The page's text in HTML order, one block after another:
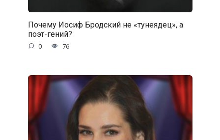
Почему Иосиф Бродский не «тунеядец», а
поэт-гений?
0 76